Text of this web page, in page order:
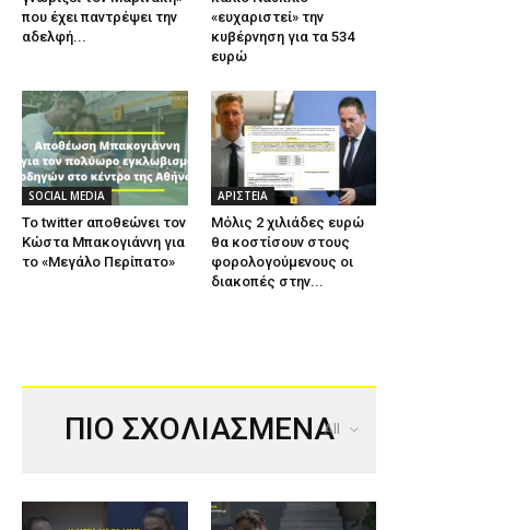
που έχει παντρέψει την
αδελφή...
«ευχαριστεί» την
κυβέρνηση για τα 534
ευρώ
SOCIAL MEDIA
Το twitter αποθεώνει τον
Κώστα Μπακογιάννη για
το «Μεγάλο Περίπατο»
ΑΡΙΣΤΕΙΑ
Μόλις 2 χιλιάδες ευρώ
θα κοστίσουν στους
φορολογούμενους οι
διακοπές στην...
ΠΙΟ ΣΧΟΛΙΑΣΜΕΝΑ
All